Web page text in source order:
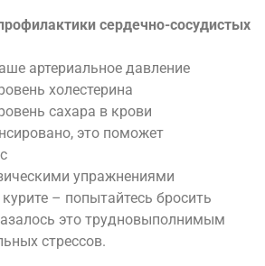
сердечно-сосудистых
артериальное давление
холестерина
сахара в крови
это поможет
упражнениями
– попытайтесь бросить
это трудновыполнимым
стрессов.